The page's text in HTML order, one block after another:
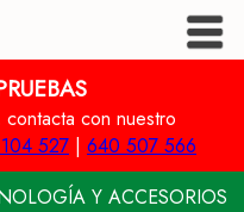
con nuestro
527 | 640 507 566
Y ACCESORIOS